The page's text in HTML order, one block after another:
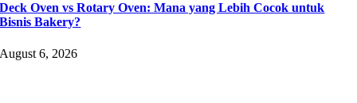
Deck Oven vs Rotary Oven: Mana yang Lebih Cocok untuk
Bisnis Bakery?
August 6, 2026